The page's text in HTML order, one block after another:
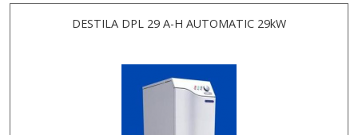
DESTILA DPL 29 A-H AUTOMATIC 29kW